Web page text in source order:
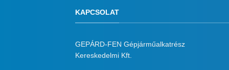
KAPCSOLAT
GEPÁRD-FEN Gépjárműalkatrész
Kereskedelmi Kft.